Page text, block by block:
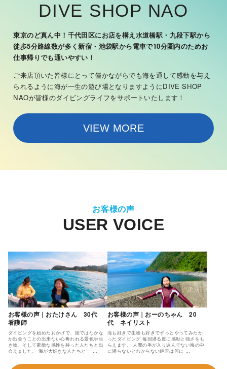
DIVE SHOP NAO
東京のど真ん中！千代田区にお店を構え 水道橋駅・九段下駅から
徒歩5分路線数が多く新宿・池袋駅から電車で10分圏内のためお
仕事帰りでも通いやすい！
ご来店頂いた皆様にとって僅かながらでも海を通して感動を与え
られるように海が一生の遊び場となりますようにDIVE SHOP
NAOが皆様のダイビングライフをサポートいたします！
VIEW MORE
お客様の声
お客様の声｜おたけさん 30代
看護師
ダイビングを始めたおかげで、陸ではなかな
か出会うことの出来ない心奪われる景色や生
き物、そして素敵な感性を持った人たちと出
会えました。 海が大好きな人たちと一 …
お客様の声｜おーのちゃん 20
代 ネイリスト
海も好きで生物も好きでずっとやってみたか
ったダイビング 毎回潜る度に感動と強さをも
らえます。 人間の手が入り込んでない海の中
に潜らないとわからない絶景は何に …